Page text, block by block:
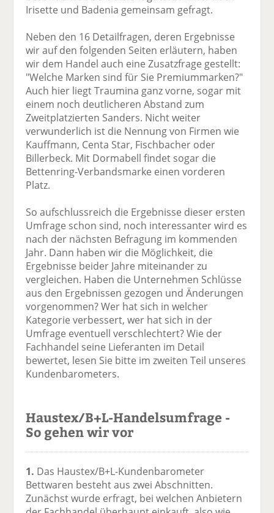
Irisette und Badenia gemeinsam gefragt.
Neben den 16 Detailfragen, deren Ergebnisse
wir auf den folgenden Seiten erläutern, haben
wir dem Handel auch eine Zusatzfrage gestellt:
"Welche Marken sind für Sie Premiummarken?"
Auch hier liegt Traumina ganz vorne, sogar mit
einem noch deutlicheren Abstand zum
Zweitplatzierten Sanders. Nicht weiter
verwunderlich ist die Nennung von Firmen wie
Kauffmann, Centa Star, Fischbacher oder
Billerbeck. Mit Dormabell findet sogar die
Bettenring-Verbandsmarke einen vorderen
Platz.
So aufschlussreich die Ergebnisse dieser ersten
Umfrage schon sind, noch interessanter wird es
nach der nächsten Befragung im kommenden
Jahr. Dann haben wir die Möglichkeit, die
Ergebnisse beider Jahre miteinander zu
vergleichen. Haben die Unternehmen Schlüsse
aus den Ergebnissen gezogen und Änderungen
vorgenommen? Wer hat sich in welcher
Kategorie verbessert, wer hat sich in der
Umfrage eventuell verschlechtert? Wie der
Fachhandel seine Lieferanten im Detail
bewertet, lesen Sie bitte im zweiten Teil unseres
Kundenbarometers.
Haustex/B+L-Handelsumfrage -
So gehen wir vor
1. Das Haustex/B+L-Kundenbarometer
Bettwaren besteht aus zwei Abschnitten.
Zunächst wurde erfragt, bei welchen Anbietern